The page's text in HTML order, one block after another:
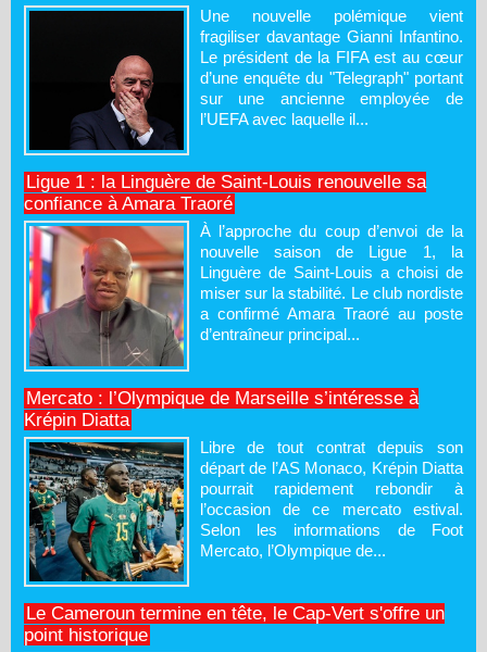
Une nouvelle polémique vient
fragiliser davantage Gianni Infantino.
Le président de la FIFA est au cœur
d’une enquête du "Telegraph" portant
sur une ancienne employée de
l’UEFA avec laquelle il...
Ligue 1 : la Linguère de Saint-Louis renouvelle sa
confiance à Amara Traoré
À l’approche du coup d’envoi de la
nouvelle saison de Ligue 1, la
Linguère de Saint-Louis a choisi de
miser sur la stabilité. Le club nordiste
a confirmé Amara Traoré au poste
d’entraîneur principal...
Mercato : l’Olympique de Marseille s’intéresse à
Krépin Diatta
Libre de tout contrat depuis son
départ de l’AS Monaco, Krépin Diatta
pourrait rapidement rebondir à
l’occasion de ce mercato estival.
Selon les informations de Foot
Mercato, l’Olympique de...
Le Cameroun termine en tête, le Cap-Vert s'offre un
point historique